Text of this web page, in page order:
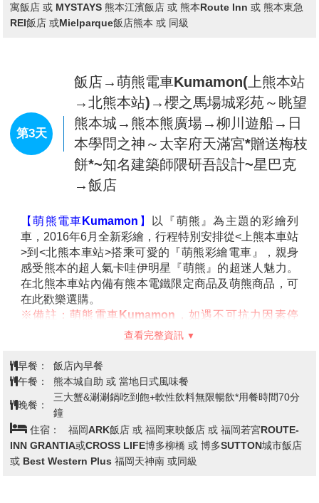
午餐：
機上美食
晚餐：
飯店內會席料理 或 飯店內自助餐 或 日式風味套餐
別府Sun Valley Annex 或 同級
第2天
飯店→海地獄→九州自然動物園→全
日本女性票選NO.1景點～湯布院‧金
鱗湖～山林湖畔小徑散策→飯店
獄在八大地獄中佔地最大，1200年前因富含硫酸的泉水
湧出，呈現海洋一般湛藍的景象而得名。
※備註：如遇別府海地獄定休無法前往時，則改走【明
礬地獄】。不便之處，敬請見諒！
【九州自然動物園】是日本其中一個最大的野生動物
園，園內擁有大約70個品種，共 1,400 隻動物。包括北
美野牛、鹿、熊、獅子、獵豹、大象、駱駝、犀牛與長
頸鹿等。遊客可以安全地在車內，欣賞動物們在超過
※備註：因為叢林巴士無法事先預約，本行程將搭乘遊
覽車遊園參觀。敬請見諒！
本行程停留時間大約為1小時30鐘左右，若時間上許
可，客人亦可選擇：自行付費搭乘叢林巴士。
【湯布院】湯布院是分佈在大分川的源流之地---由布院
盆地中心的鄉鎮，盆地北側有知名的稱爲豐後富士的由
布嶽。自古以來，老式旅店與別致的洋式私人旅館、有
午餐：
湯布院精美料理 或 日式風味套餐
晚餐：
日式燒烤自助餐吃到飽 或 日式風味料理
住宿： ARK飯店熊本城前 或 熊本ANA 或 熊本城景觀舒適公
寓飯店 或 MYSTAYS 熊本江濱飯店 或 熊本Route Inn 或 熊本東急
REI飯店 或Mielparque飯店熊本 或 同級